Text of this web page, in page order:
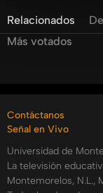
http://
Categorías:
salazar
Relacionados
Más votados
Contáctanos
Señal en Vivo
Universidad de
La televisión
Montemorelos, N.L.,